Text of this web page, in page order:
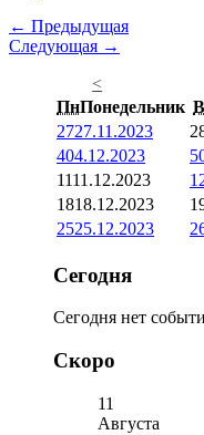
← Предыдущая
Следующая →
<
ПнПонедельник
2727.11.2023
404.12.2023 5
1111.12.2023
1818.12.2023
2525.12.2023
Сегодня
Сегодня нет
Скоро
11
Августа